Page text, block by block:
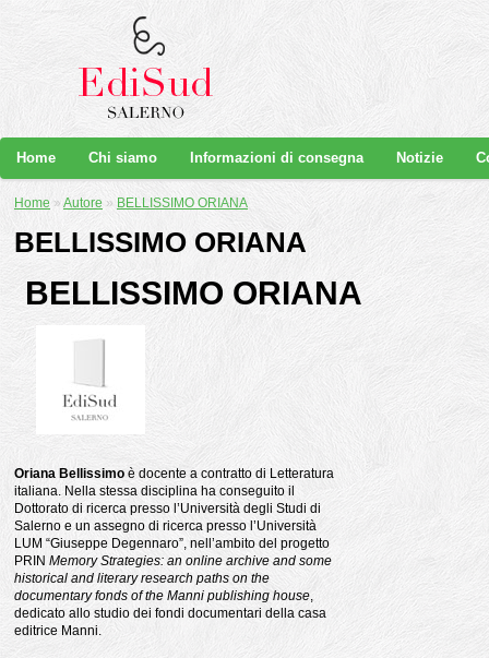
Home Chi siamo Informazioni di consegna Notizie
Home » Autore » BELLISSIMO ORIANA
BELLISSIMO ORIANA
BELLISSIMO ORIANA
Oriana Bellissimo è docente a contratto di Letteratura
italiana. Nella stessa disciplina ha conseguito il
Dottorato di ricerca presso l’Università degli Studi di
Salerno e un assegno di ricerca presso l’Università
LUM “Giuseppe Degennaro”, nell’ambito del progetto
PRIN Memory Strategies: an online archive and some
historical and literary research paths on the
documentary fonds of the Manni publishing house,
dedicato allo studio dei fondi documentari della casa
editrice Manni.